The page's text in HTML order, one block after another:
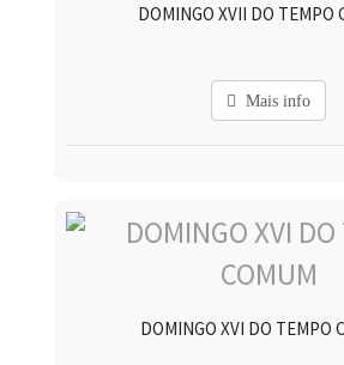
DOMINGO XVII DO TEMPO
Mais info
DOMINGO XVI DO TEMPO